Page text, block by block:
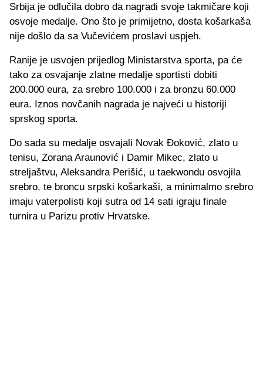
Srbija je odlučila dobro da nagradi svoje takmičare koji
osvoje medalje. Ono što je primijetno, dosta košarkaša
nije došlo da sa Vučevićem proslavi uspjeh.
Ranije je usvojen prijedlog Ministarstva sporta, pa će
tako za osvajanje zlatne medalje sportisti dobiti
200.000 eura, za srebro 100.000 i za bronzu 60.000
eura. Iznos novčanih nagrada je najveći u historiji
sprskog sporta.
Do sada su medalje osvajali Novak Đoković, zlato u
tenisu, Zorana Araunović i Damir Mikec, zlato u
streljaštvu, Aleksandra Perišić, u taekwondu osvojila
srebro, te broncu srpski košarkaši, a minimalmo srebro
imaju vaterpolisti koji sutra od 14 sati igraju finale
turnira u Parizu protiv Hrvatske.